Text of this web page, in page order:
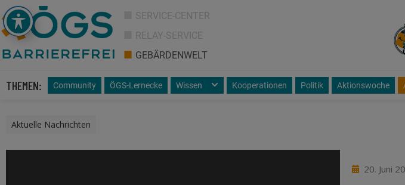
SERVICE-CENTER
RELAY-SERVICE
GEBÄRDENWELT
THEMEN: Community ÖGS-Lernecke Wissen Kooperationen Politik Aktionswoche
Aktuelle Nachrichten
20. Juni